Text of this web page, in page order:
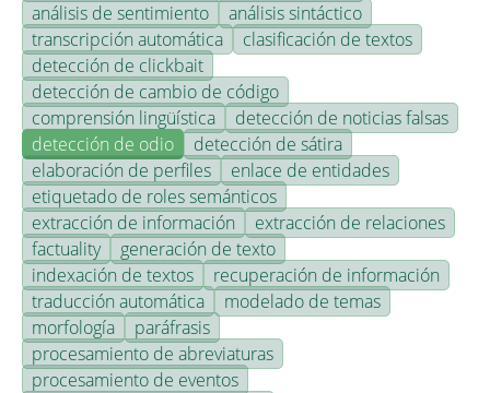
análisis de sentimiento
análisis sintáctico
transcripción automática
clasificación de textos
detección de clickbait
detección de cambio de código
comprensión lingüística
detección de noticias falsas
detección de odio
detección de sátira
elaboración de perfiles
enlace de entidades
etiquetado de roles semánticos
extracción de información
extracción de relaciones
factuality
generación de texto
indexación de textos
recuperación de información
traducción automática
modelado de temas
morfología
paráfrasis
procesamiento de abreviaturas
procesamiento de eventos